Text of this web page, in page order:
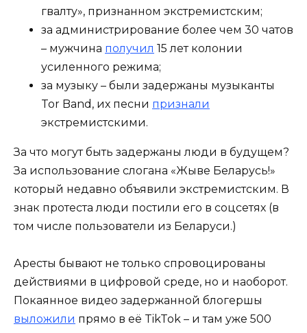
гвалту», признанном экстремистским;
за администрирование более чем 30 чатов
– мужчина получил 15 лет колонии
усиленного режима;
за музыку – были задержаны музыканты
Tor Band, их песни признали
экстремистскими.
За что могут быть задержаны люди в будущем?
За использование слогана «Жыве Беларусь!»
который недавно объявили экстремистским. В
знак протеста люди постили его в соцсетях (в
том числе пользователи из Беларуси.)
Аресты бывают не только спровоцированы
действиями в цифровой среде, но и наоборот.
Покаянное видео задержанной блогершы
выложили прямо в её TikTok – и там уже 500